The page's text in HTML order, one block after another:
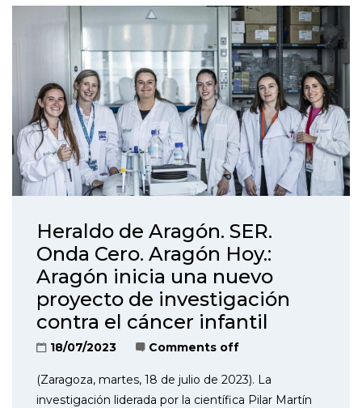
Heraldo de Aragón. SER.
Onda Cero. Aragón Hoy.:
Aragón inicia una nuevo
proyecto de investigación
contra el cáncer infantil
18/07/2023 Comments off
(Zaragoza, martes, 18 de julio de 2023). La
investigación liderada por la científica Pilar Martín